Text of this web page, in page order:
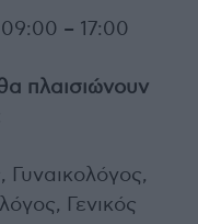
– 17:00
πλαισιώνουν
Γυναικολόγος,
Γενικός